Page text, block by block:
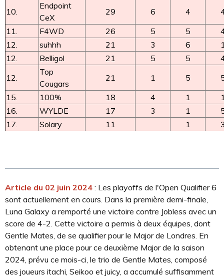
10.
Endpoint
CeX
29 6 4
11.
F4WD 26 5 5
12.
suhhh 21 3 6
12.
Belligol 21 5 5
12.
Top
Cougars
21 1 5
15.
100% 18 4 1
16.
WYLDE 17 3 1
17.
Solary 11 1
Article du 02 juin 2024 : Les playoffs de l'Open Qualifier 6
sont actuellement en cours. Dans la première demi-finale,
Luna Galaxy a remporté une victoire contre Jobless avec un
score de 4-2. Cette victoire a permis à deux équipes, dont
Gentle Mates, de se qualifier pour le Major de Londres. En
obtenant une place pour ce deuxième Major de la saison
2024, prévu ce mois-ci, le trio de Gentle Mates, composé
des joueurs itachi, Seikoo et juicy, a accumulé suffisamment